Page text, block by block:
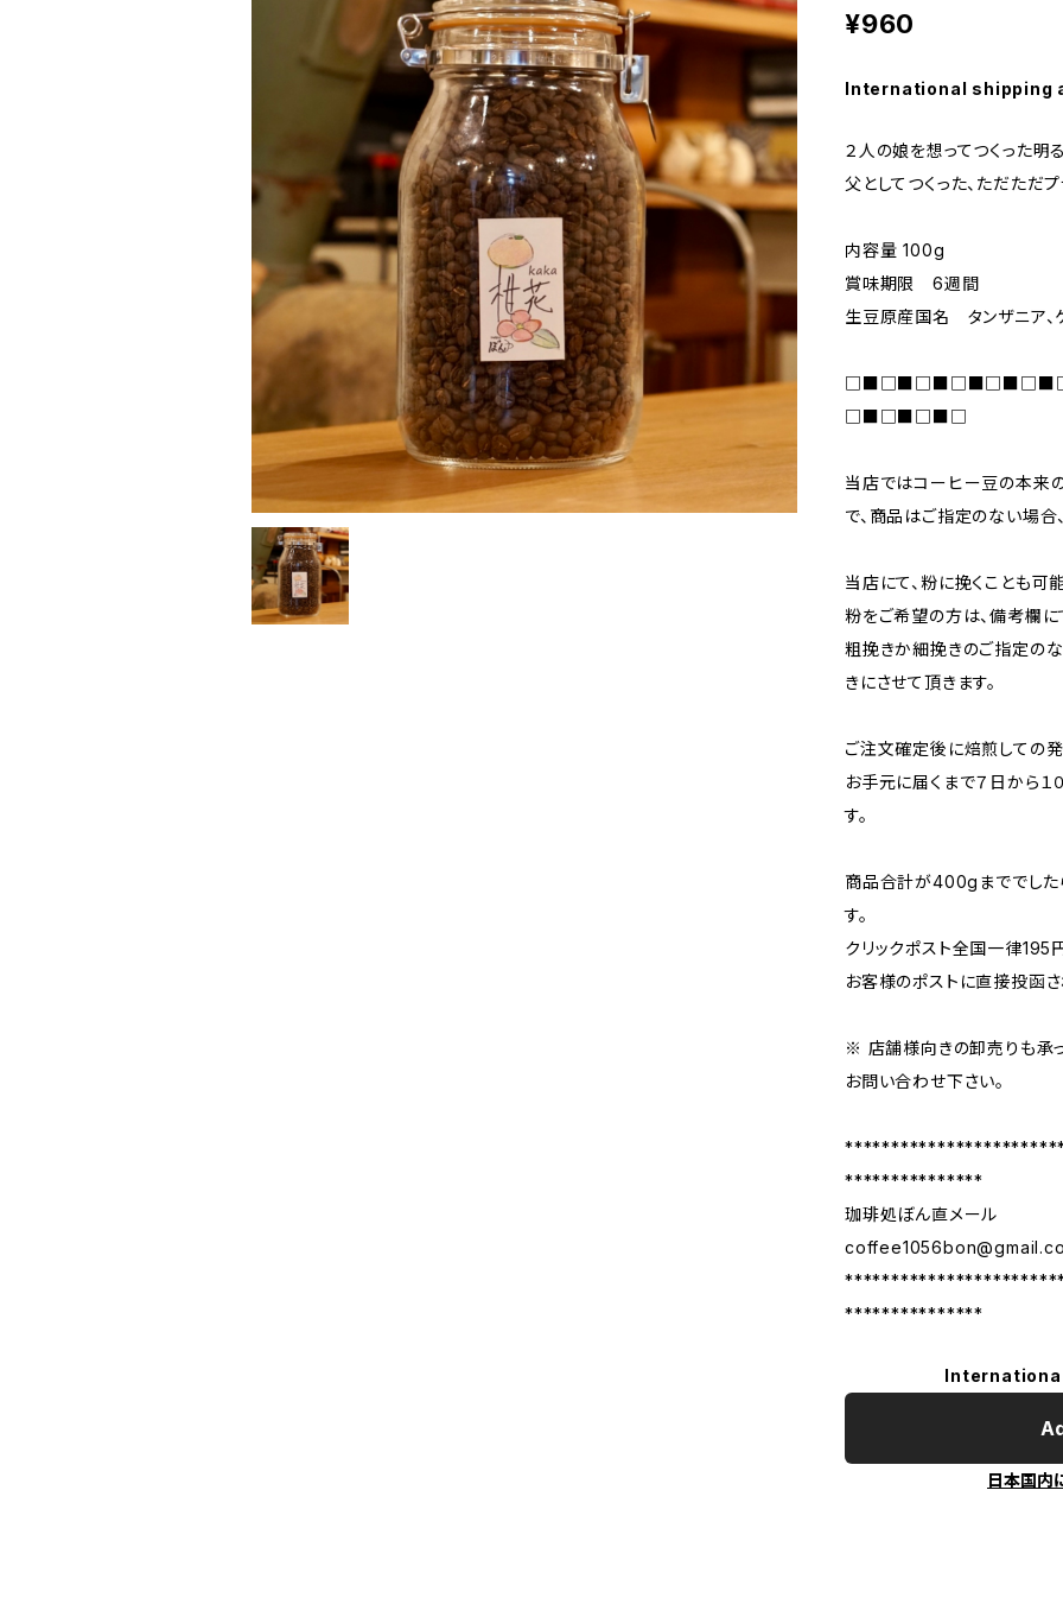
¥960
International shipping
２人の娘を想ってつくった明
父としてつくった、ただただ
内容量 100g
賞味期限 6週間
生豆原産国名 タンザニア、
□■□■□■□
当店ではコーヒー豆の本来
で、商品はご指定のない場合
当店にて、粉に挽くことも可
粉をご希望の方は、備考欄に
粗挽きか細挽きのご指定の
きにさせて頂きます。
ご注文確定後に焙煎しての発
お手元に届くまで７日から
す。
商品合計が400gまででした
す。
クリックポスト全国一律195
お客様のポストに直接投函さ
※ 店舗様向きの卸売りも承
お問い合わせ下さい。
***************
珈琲処ぼん直メール
***************
日本国内